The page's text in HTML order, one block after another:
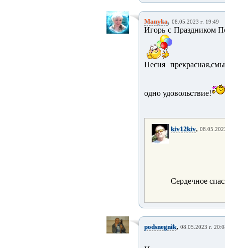
Manyka, 08.05.2023 г. 19:49
Игорь с Праздником
Песня
одно удовольствие!
kiv12kiv,
Сердечное
podsnegnik, 08.05.2023 г.